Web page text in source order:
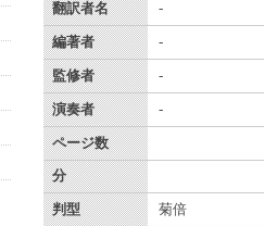
翻訳者名 -
編著者 -
監修者 -
演奏者 -
ページ数
分
判型 菊倍